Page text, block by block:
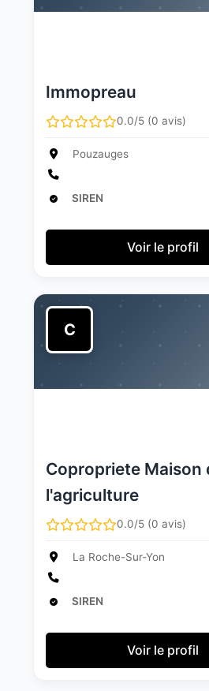
Immopreau
0.0/5 (0 avis)
Pouzauges
SIREN
Voir le profil
C
Copropriete Maison
l'agriculture
0.0/5 (0 avis)
La Roche-Sur-Yon
SIREN
Voir le profil